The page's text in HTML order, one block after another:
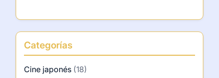
Categorías
Cine japonés (18)